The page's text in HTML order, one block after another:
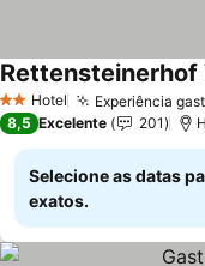
2 Estrelas
Hotel Experiência
8,5 Excelente 201
Selecione as datas
exatos.